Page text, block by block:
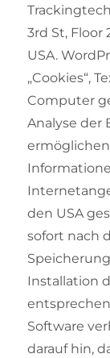
3rd St, Floor
USA.
„Cookies“,
Computer
Analyse der
den USA
sofort nach
Installation
Software
darauf hin,